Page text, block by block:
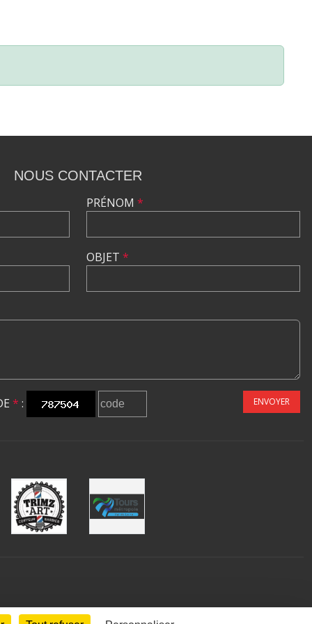
NOUS CONTACTER
PRÉNOM *
OBJET *
* : ENVOYER